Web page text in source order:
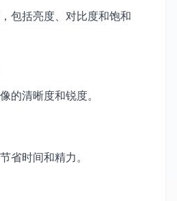
包括亮度、对比度和饱和
的清晰度和锐度。
省时间和精力。